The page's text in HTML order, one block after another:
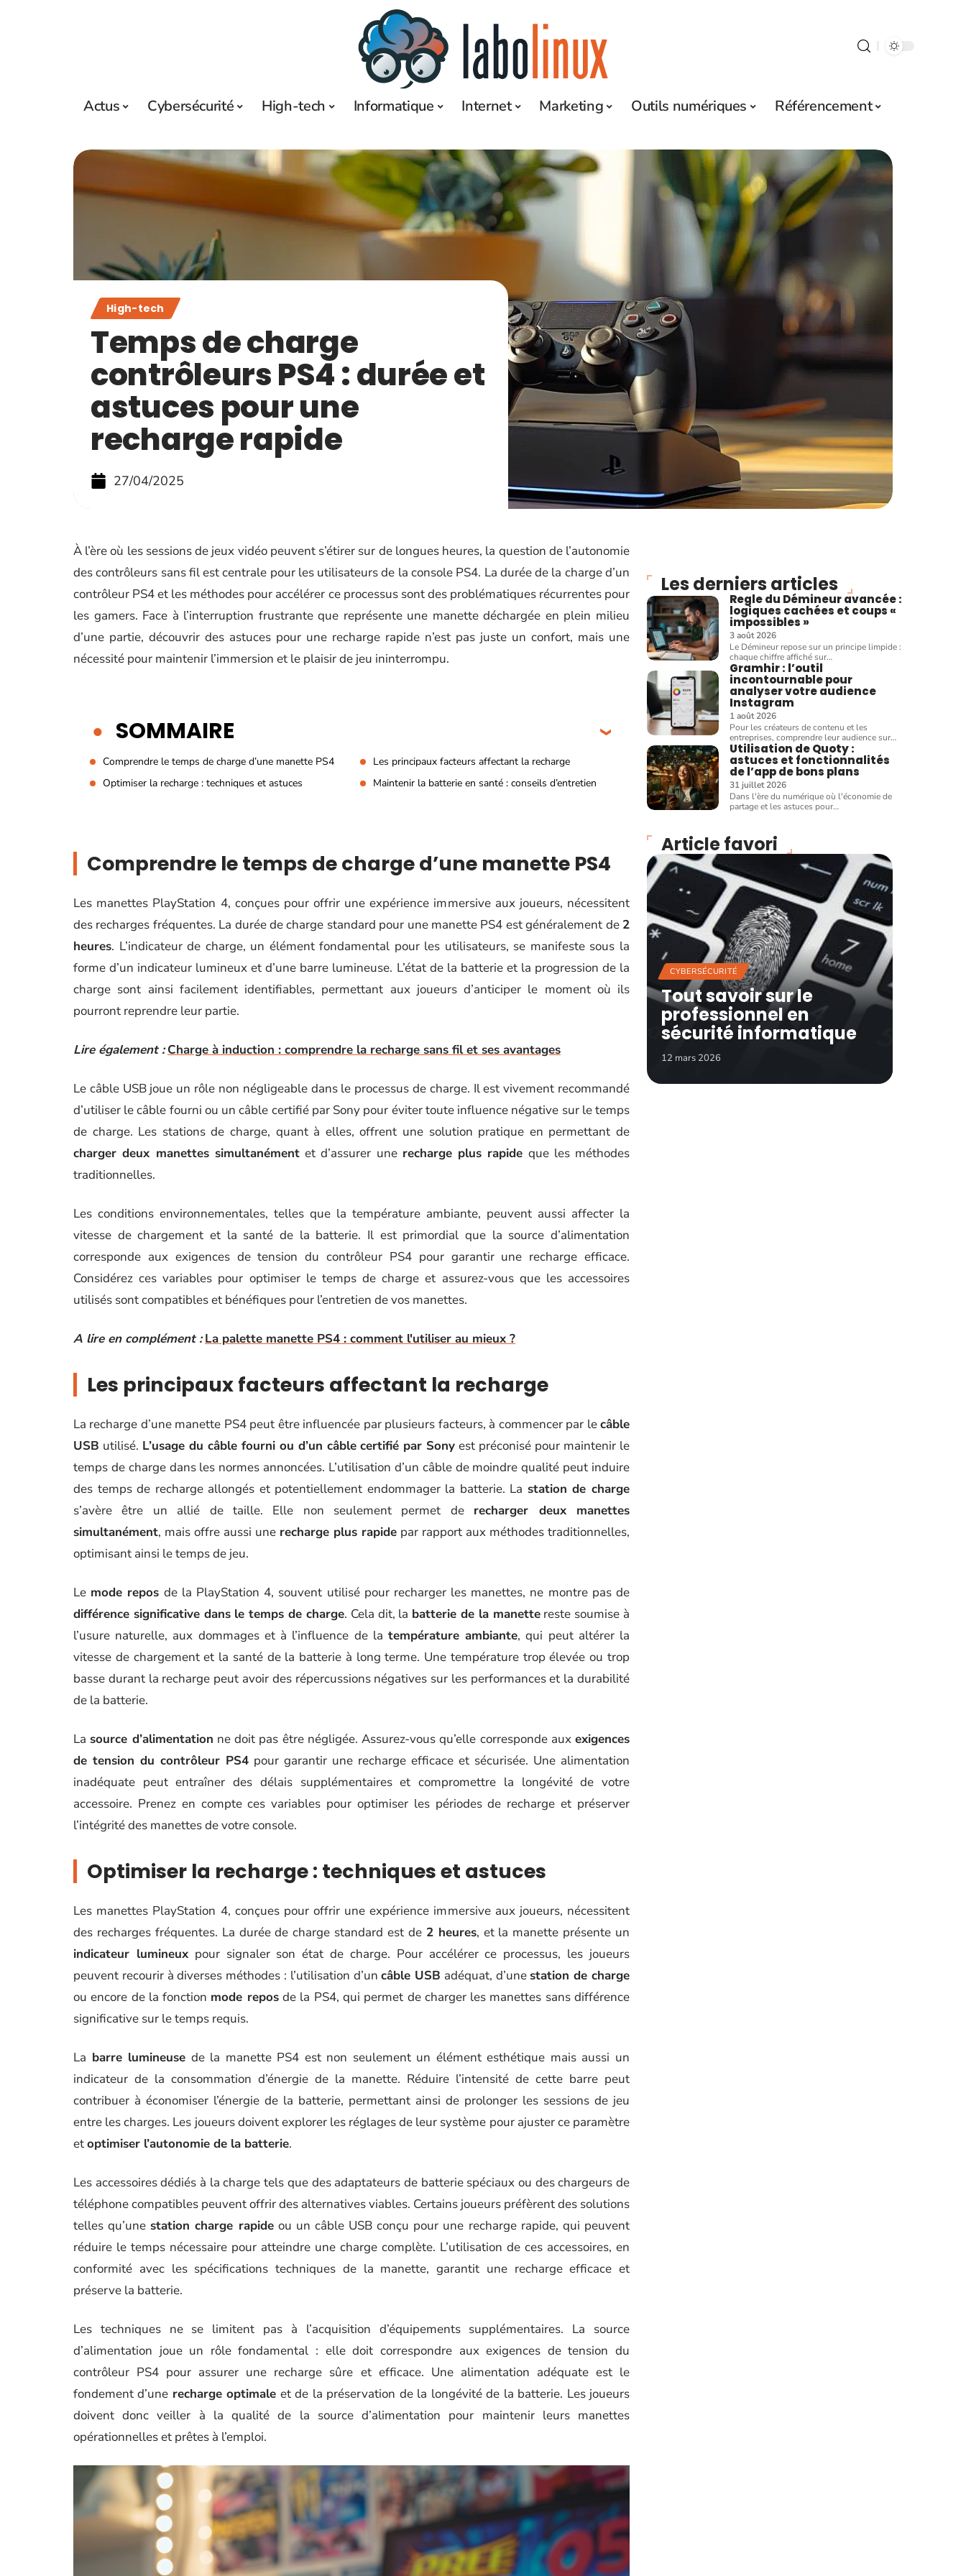
Actus Cybersécurité High-tech Informatique Internet Marketing Outils numériques Référencement
High-tech
Temps de charge
contrôleurs PS4 : durée et
astuces pour une
recharge rapide
27/04/2025
À l’ère où les sessions de jeux vidéo peuvent s’étirer sur de longues heures, la question de l’autonomie
des contrôleurs sans fil est centrale pour les utilisateurs de la console PS4. La durée de la charge d’un
contrôleur PS4 et les méthodes pour accélérer ce processus sont des problématiques récurrentes pour
les gamers. Face à l’interruption frustrante que représente une manette déchargée en plein milieu
d’une partie, découvrir des astuces pour une recharge rapide n’est pas juste un confort, mais une
nécessité pour maintenir l’immersion et le plaisir de jeu ininterrompu.
SOMMAIRE
Comprendre le temps de charge d’une manette PS4
Les principaux facteurs affectant la recharge
Optimiser la recharge : techniques et astuces
Maintenir la batterie en santé : conseils d’entretien
Comprendre le temps de charge d’une manette PS4
Les manettes PlayStation 4, conçues pour offrir une expérience immersive aux joueurs, nécessitent
des recharges fréquentes. La durée de charge standard pour une manette PS4 est généralement de 2
heures. L’indicateur de charge, un élément fondamental pour les utilisateurs, se manifeste sous la
forme d’un indicateur lumineux et d’une barre lumineuse. L’état de la batterie et la progression de la
charge sont ainsi facilement identifiables, permettant aux joueurs d’anticiper le moment où ils
pourront reprendre leur partie.
Lire également : Charge à induction : comprendre la recharge sans fil et ses avantages
Le câble USB joue un rôle non négligeable dans le processus de charge. Il est vivement recommandé
d’utiliser le câble fourni ou un câble certifié par Sony pour éviter toute influence négative sur le temps
de charge. Les stations de charge, quant à elles, offrent une solution pratique en permettant de
charger deux manettes simultanémentet d’assurer une recharge plus rapide que les méthodes
traditionnelles.
Les conditions environnementales, telles que la température ambiante, peuvent aussi affecter la
vitesse de chargement et la santé de la batterie. Il est primordial que la source d’alimentation
corresponde aux exigences de tension du contrôleur PS4 pour garantir une recharge efficace.
Considérez ces variables pour optimiser le temps de charge et assurez-vous que les accessoires
utilisés sont compatibles et bénéfiques pour l’entretien de vos manettes.
A lire en complément : La palette manette PS4 : comment l'utiliser au mieux ?
Les principaux facteurs affectant la recharge
La recharge d’une manette PS4 peut être influencée par plusieurs facteurs, à commencer par lecâble
USB utilisé. L’usage du câble fourni ou d’un câble certifié par Sony est préconisé pour maintenir le
temps de charge dans les normes annoncées. L’utilisation d’un câble de moindre qualité peut induire
des temps de recharge allongés et potentiellement endommager la batterie. La station de charge
s’avère être un allié de taille. Elle non seulement permet de recharger deux manettes
simultanément, mais offre aussi une recharge plus rapide par rapport aux méthodes traditionnelles,
optimisant ainsi le temps de jeu.
Le mode repos de la PlayStation 4, souvent utilisé pour recharger les manettes, ne montre pas de
différence significative dans le temps de charge. Cela dit, la batterie de la manettereste soumise à
l’usure naturelle, aux dommages et à l’influence de la température ambiante, qui peut altérer la
vitesse de chargement et la santé de la batterie à long terme. Une température trop élevée ou trop
basse durant la recharge peut avoir des répercussions négatives sur les performances et la durabilité
de la batterie.
La source d’alimentation ne doit pas être négligée. Assurez-vous qu’elle corresponde aux exigences
de tension du contrôleur PS4 pour garantir une recharge efficace et sécurisée. Une alimentation
inadéquate peut entraîner des délais supplémentaires et compromettre la longévité de votre
accessoire. Prenez en compte ces variables pour optimiser les périodes de recharge et préserver
l’intégrité des manettes de votre console.
Optimiser la recharge : techniques et astuces
Les manettes PlayStation 4, conçues pour offrir une expérience immersive aux joueurs, nécessitent
des recharges fréquentes. La durée de charge standard est de 2 heures, et la manette présente un
indicateur lumineuxpour signaler son état de charge. Pour accélérer ce processus, les joueurs
peuvent recourir à diverses méthodes : l’utilisation d’uncâble USB adéquat, d’une station de charge
ou encore de la fonction mode reposde la PS4, qui permet de charger les manettes sans différence
significative sur le temps requis.
La barre lumineuse de la manette PS4 est non seulement un élément esthétique mais aussi un
indicateur de la consommation d’énergie de la manette. Réduire l’intensité de cette barre peut
contribuer à économiser l’énergie de la batterie, permettant ainsi de prolonger les sessions de jeu
entre les charges. Les joueurs doivent explorer les réglages de leur système pour ajuster ce paramètre
etoptimiser l’autonomie de la batterie.
Les accessoires dédiés à la charge tels que des adaptateurs de batterie spéciaux ou des chargeurs de
téléphone compatibles peuvent offrir des alternatives viables. Certains joueurs préfèrent des solutions
telles qu’une station charge rapideou un câble USB conçu pour une recharge rapide, qui peuvent
réduire le temps nécessaire pour atteindre une charge complète. L’utilisation de ces accessoires, en
conformité avec les spécifications techniques de la manette, garantit une recharge efficace et
préserve la batterie.
Les techniques ne se limitent pas à l’acquisition d’équipements supplémentaires. La source
d’alimentation joue un rôle fondamental : elle doit correspondre aux exigences de tension du
contrôleur PS4 pour assurer une recharge sûre et efficace. Une alimentation adéquate est le
fondement d’une recharge optimale et de la préservation de la longévité de la batterie. Les joueurs
doivent donc veiller à la qualité de la source d’alimentation pour maintenir leurs manettes
opérationnelles et prêtes à l’emploi.
Les derniers articles
Regle du Démineur avancée :
logiques cachées et coups «
impossibles »
3 août 2026
Le Démineur repose sur un principe limpide :
chaque chiffre affiché sur…
Gramhir : l’outil
incontournable pour
analyser votre audience
Instagram
1 août 2026
Pour les créateurs de contenu et les
entreprises, comprendre leur audience sur…
Utilisation de Quoty :
astuces et fonctionnalités
de l’app de bons plans
31 juillet 2026
Dans l'ère du numérique où l'économie de
partage et les astuces pour…
Article favori
CYBERSÉCURITÉ
Tout savoir sur le
professionnel en
sécurité informatique
12 mars 2026